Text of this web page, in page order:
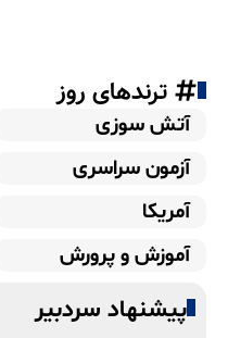
ترندهای روز
آتش سوزی
آزمون سراسری
آمریکا
آموزش و پرورش
پیشنهاد سردبیر